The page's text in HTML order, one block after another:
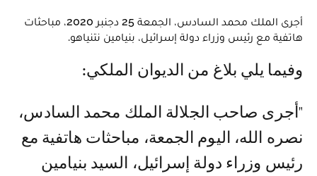
أجرى الملك محمد السادس، الجمعة 25 دجنبر 2020، مباحثات
هاتفية مع رئيس وزراء دولة إسرائيل، بنيامين نتنياهو.
وفيما يلي بلاغ من الديوان الملكي:
"أجرى صاحب الجلالة الملك محمد السادس،
نصره الله، اليوم الجمعة، مباحثات هاتفية مع
رئيس وزراء دولة إسرائيل، السيد بنيامين